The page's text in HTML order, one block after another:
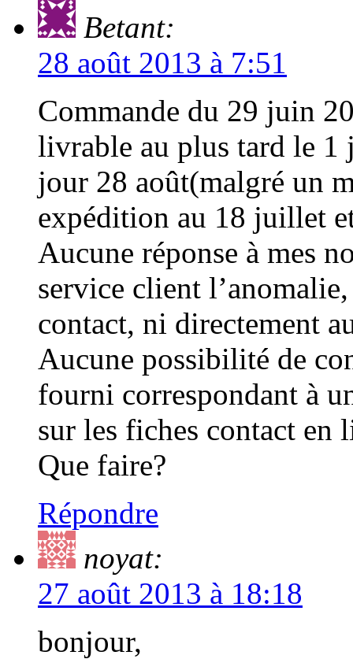
Betant:
28 août 2013 à 7:51
Commande du 29 juin
livrable au plus tard le 1
jour 28 août(malgré un
expédition au 18 juillet
Aucune réponse à mes
service client
contact, ni directement
Aucune possibilité de
fourni correspondant à
sur les fiches contact en
Que faire?
Répondre
noyat:
27 août 2013 à 18:18
bonjour,